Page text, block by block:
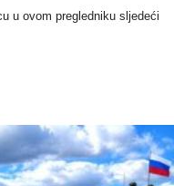
u ovom pregledniku sljedeći